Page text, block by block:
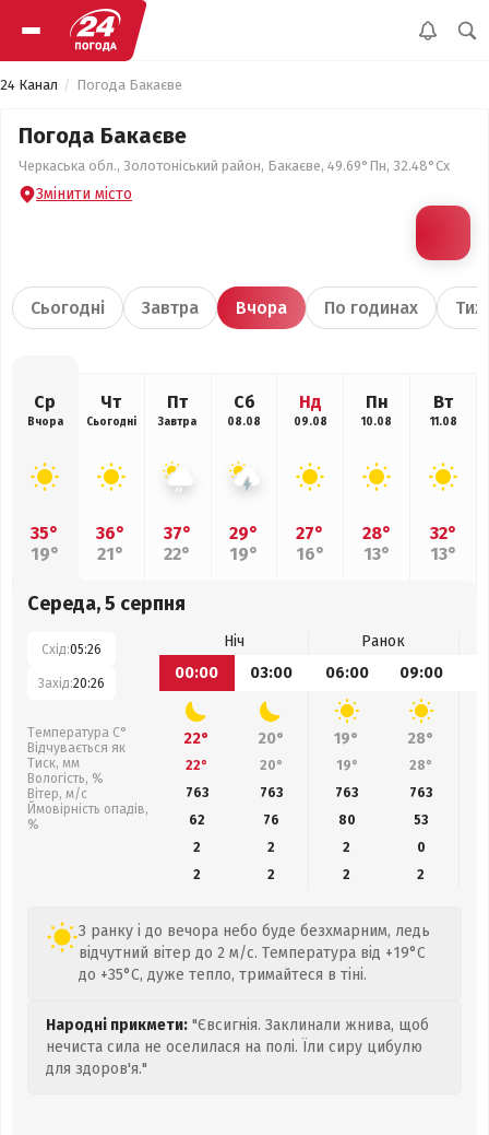
24 Канал Погода Бакаєве
Погода Бакаєве
Черкаська обл., Золотоніський район, Бакаєве, 49.69°Пн, 32.48°Сх
Змінити місто
Сьогодні Завтра Вчора По годинах
Ср
Вчора
35°
19°
Чт
Сьогодні
36°
21°
Пт
Завтра
37°
22°
Сб
08.08
29°
19°
Нд
09.08
27°
16°
Пн
10.08
28°
13°
Вт
11.08
32°
13°
Середа, 5 серпня
Схід:05:26
Захід:20:26
Температура С°
Відчувається як
Тиск, мм
Вологість, %
Вітер, м/с
Ймовірність опадів,
%
Ніч
Ранок
00:00
03:00 06:00 09:00
22° 20° 19° 28°
22° 20° 19° 28°
763
763 763 763
62
76 80 53
2
2 2
0
2
2 2 2
З ранку і до вечора небо буде безхмарним, ледь
відчутний вітер до 2 м/с. Температура від +19°C
до +35°C, дуже тепло, тримайтеся в тіні.
Народні прикмети: "Євсигнія. Заклинали жнива, щоб
нечиста сила не оселилася на полі. Їли сиру цибулю
для здоров'я."